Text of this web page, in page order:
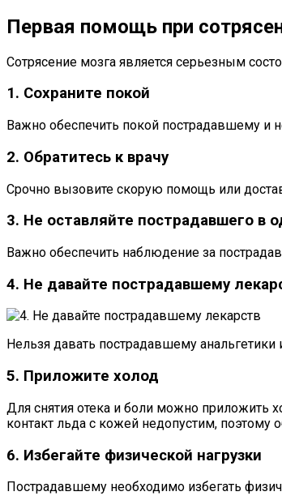
Первая помощь при
Сотрясение мозга является серьезным
1. Сохраните покой
Важно обеспечить покой пострадавшему и
2. Обратитесь к врачу
Срочно вызовите скорую помощь или
3. Не оставляйте пострадавшего в
Важно обеспечить наблюдение за
4. Не давайте пострадавшему
Нельзя давать пострадавшему
5. Приложите холод
Для снятия отека и боли можно приложить
контакт льда с кожей недопустим,
6. Избегайте физической нагрузки
Пострадавшему необходимо избегать